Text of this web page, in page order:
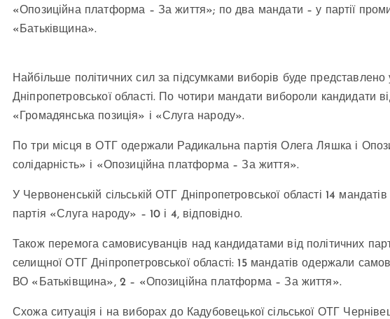
«Опозиційна платформа – За життя»; по два мандати – у партії
«Батьківщина».
Найбільше політичних сил за підсумками виборів буде представлено
Дніпропетровської області. По чотири мандати вибороли кандидати
«Громадянська позиція» і «Слуга народу».
По три місця в ОТГ одержали Радикальна партія Олега Ляшка і
солідарність» і «Опозиційна платформа – За життя».
У Червоненській сільській ОТГ Дніпропетровської області 14
партія «Слуга народу» – 10 і 4, відповідно.
Також перемога самовисуванців над кандидатами від політичних
селищної ОТГ Дніпропетровської області: 15 мандатів одержали
ВО «Батьківщина», 2 – «Опозиційна платформа – За життя».
Схожа ситуація і на виборах до Кадубовецької сільської ОТГ